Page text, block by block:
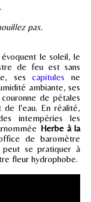
pas.
le soleil, le
de feu est sans
sescapitules ne
ambiante, ses
de pétales
l'eau. En réalité,
intempéries les
Herbe à la
de baromètre
peut se pratiquer à
fleur hydrophobe.